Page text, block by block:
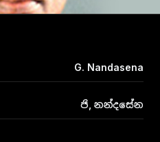
G. Nandasena
ජි, නන්දසේන